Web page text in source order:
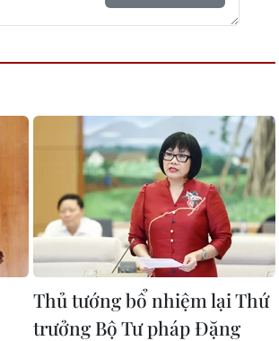
Thủ tướng bổ nhiệm lại Thứ
trưởng Bộ Tư pháp Đặng